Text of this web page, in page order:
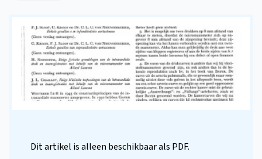
Dit artikel is alleen beschikbaar als PDF.